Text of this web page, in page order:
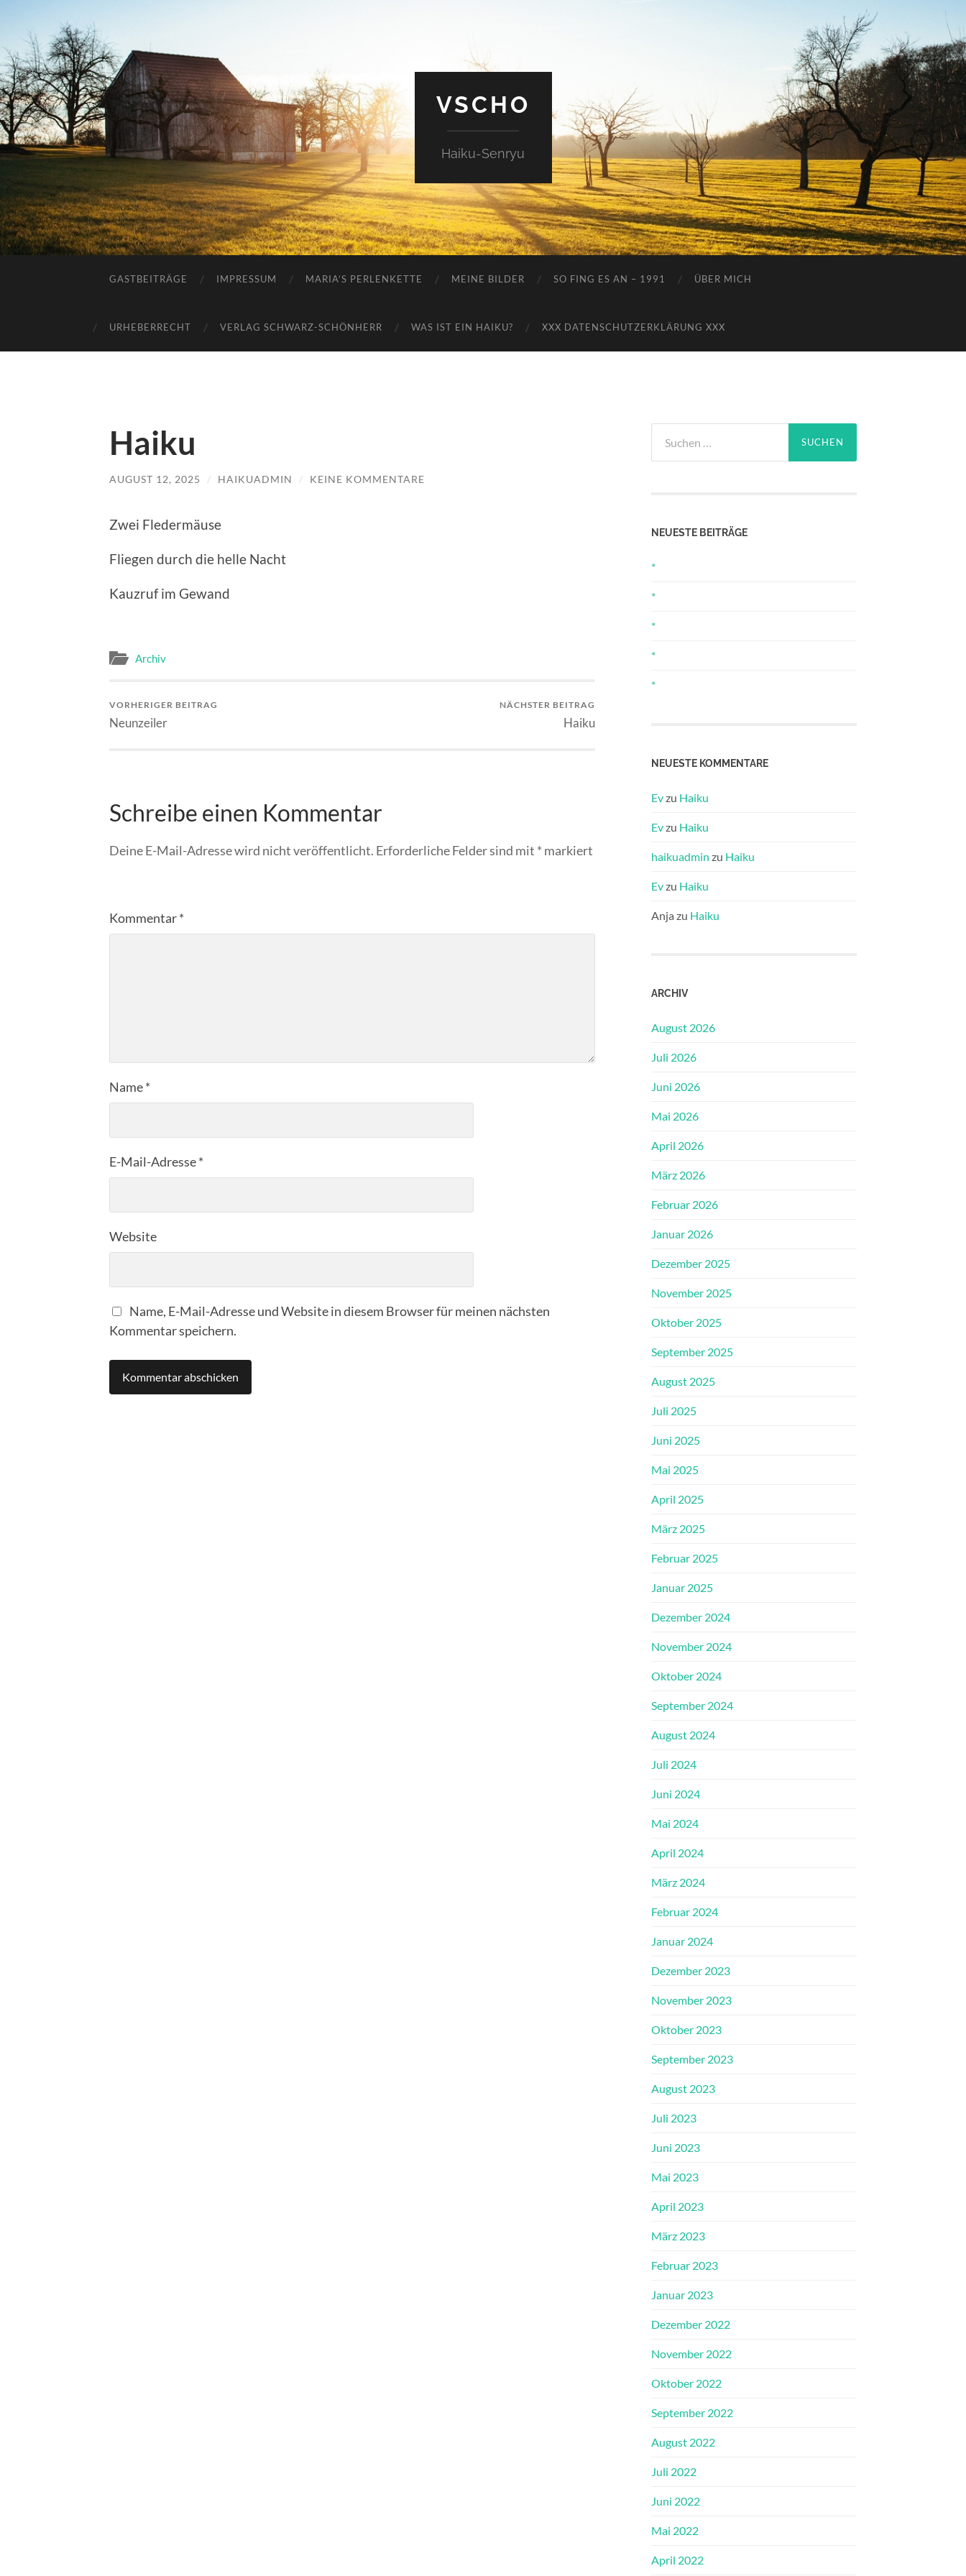
VSCHO
Haiku-Senryu
GASTBEITRÄGE IMPRESSUM MARIA’S PERLENKETTE MEINE BILDER SO FING ES AN – 1991 ÜBER MICH
URHEBERRECHT VERLAG SCHWARZ-SCHÖNHERR WAS IST EIN HAIKU? XXX DATENSCHUTZERKLÄRUNG XXX
Haiku
AUGUST 12, 2025 / HAIKUADMIN / KEINE KOMMENTARE
Zwei Fledermäuse
Fliegen durch die helle Nacht
Kauzruf im Gewand
Archiv
VORHERIGER BEITRAG
Neunzeiler
NÄCHSTER BEITRAG
Haiku
Schreibe einen Kommentar
Deine E-Mail-Adresse wird nicht veröffentlicht. Erforderliche Felder sind mit * markiert
Kommentar*
Name*
E-Mail-Adresse*
Website
Name, E-Mail-Adresse und Website in diesem Browser für meinen nächsten
Kommentar speichern.
nach:
NEUESTE BEITRÄGE
*
*
*
*
*
NEUESTE KOMMENTARE
Evzu Haiku
Evzu Haiku
haikuadmin zu Haiku
Evzu Haiku
Anja zu Haiku
ARCHIV
August 2026
Juli 2026
Juni 2026
Mai 2026
April 2026
März 2026
Februar 2026
Januar 2026
Dezember 2025
November 2025
Oktober 2025
September 2025
August 2025
Juli 2025
Juni 2025
Mai 2025
April 2025
März 2025
Februar 2025
Januar 2025
Dezember 2024
November 2024
Oktober 2024
September 2024
August 2024
Juli 2024
Juni 2024
Mai 2024
April 2024
März 2024
Februar 2024
Januar 2024
Dezember 2023
November 2023
Oktober 2023
September 2023
August 2023
Juli 2023
Juni 2023
Mai 2023
April 2023
März 2023
Februar 2023
Januar 2023
Dezember 2022
November 2022
Oktober 2022
September 2022
August 2022
Juli 2022
Juni 2022
Mai 2022
April 2022